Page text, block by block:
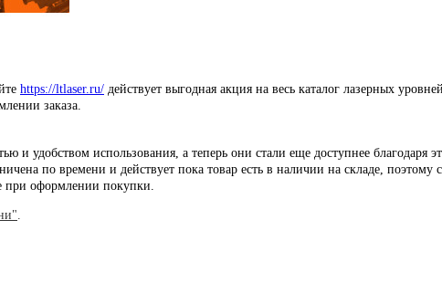
https://ltlaser.ru/ действует выгодная акция на весь каталог лазерных
заказа.
и удобством использования, а теперь они стали еще доступнее благодаря
по времени и действует пока товар есть в наличии на складе,
при оформлении покупки.